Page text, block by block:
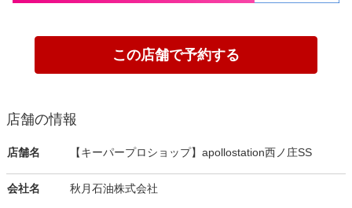
この店舗で予約する
店舗の情報
店舗名 【キーパープロショップ】apollostation西ノ庄SS
会社名 秋月石油株式会社